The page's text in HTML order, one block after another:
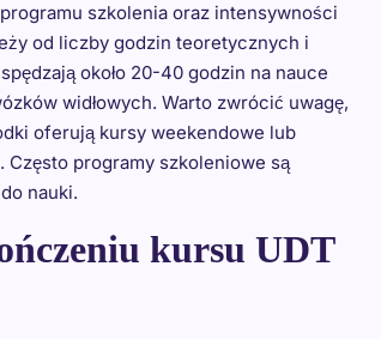
szkolenia oraz intensywności
od liczby godzin teoretycznych i
około 20-40 godzin na nauce
widłowych. Warto zwrócić uwagę,
oferują kursy weekendowe lub
programy szkoleniowe są
nauki.
kursu UDT